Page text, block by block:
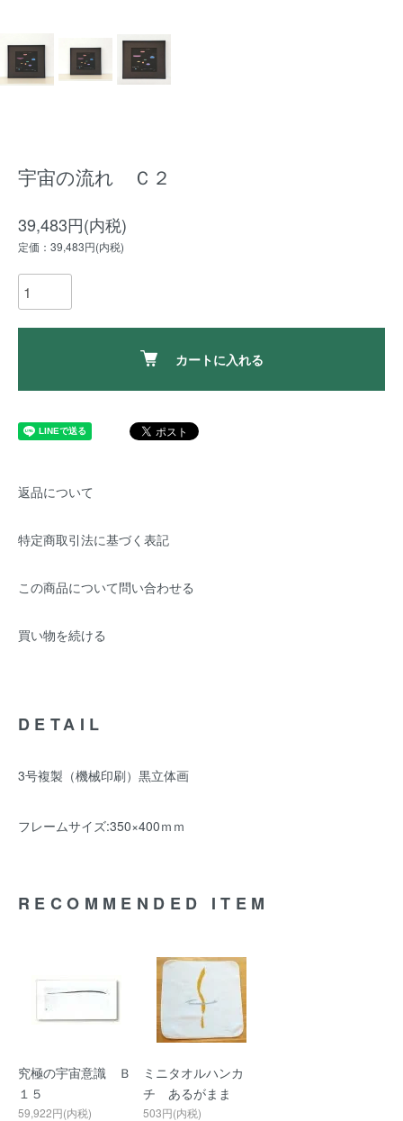
宇宙の流れ Ｃ２
39,483円(内税)
定価：39,483円(内税)
カートに入れる
返品について
特定商取引法に基づく表記
この商品について問い合わせる
買い物を続ける
DETAIL
3号複製（機械印刷）黒立体画
フレームサイズ:350×400ｍｍ
RECOMMENDED ITEM
究極の宇宙意識 Ｂ
１５
59,922円(内税)
ミニタオルハンカ
チ あるがまま
503円(内税)